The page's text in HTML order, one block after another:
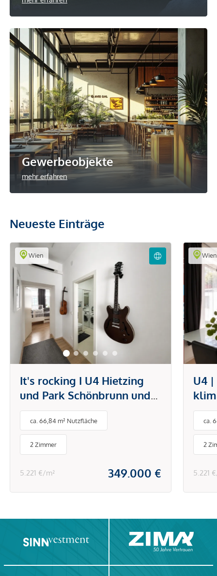
Gewerbeobjekte
mehr erfahren
Neueste Einträge
Wien
It's rocking I U4 Hietzing
und Park Schönbrunn und
Technisches Museum I
Klimaanlage I Einbauküche
& Schränke
ca. 66,84 m² Nutzfläche
2 Zimmer
5.221 €/m² 349.000 €
Wien
U4
ca.
2
5.221